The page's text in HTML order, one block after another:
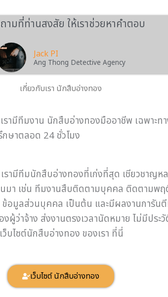
ามที่ท่านสงสัย ให้เราช่วยหาคำตอบ
Jack PI
Ang Thong Detective Agency
เกี่ยวกับเรา นักสืบอ่างทอง
ามีทีมงาน นักสืบอ่างทองมืออาชีพ เฉพาะ
ษาตลอด 24 ชั่วโมง
รามีทีมนักสืบอ่างทองที่เก่งที่สุด เชียวชาญ
มา เช่น ทีมงานสืบติดตามบุคคล ติดตามพ
อมูลส่วนบุคคล เป็นต้น และมีผลงานการันตี
ว่าจ้าง ส่งงานตรงเวลานัดหมาย ไม่มีปร
ว็บไซต์นักสืบอ่างทอง ของเรา ที่นี่
เว็บไซต์ นักสืบอ่างทอง